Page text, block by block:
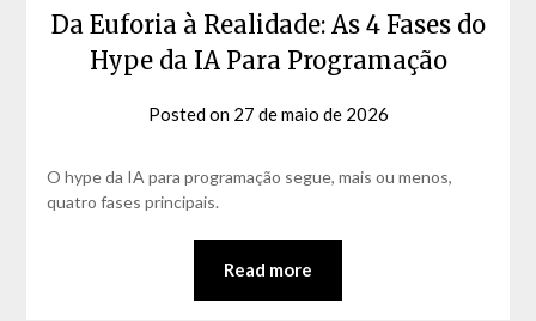
Da Euforia à Realidade: As 4 Fases do
Hype da IA Para Programação
Posted on 27 de maio de 2026
Matos
O hype da IA para programação segue, mais ou menos,
quatro fases principais.
Read more